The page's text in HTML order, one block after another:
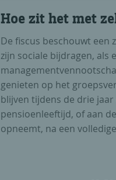
Hoe zit het met
De fiscus beschouwt een
zijn sociale bijdragen, als
genieten op het
blijven tijdens de drie
pensioenleeftijd, of aan
opneemt, na een